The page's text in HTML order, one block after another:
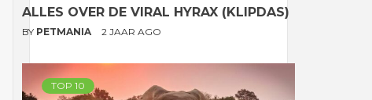
ALLES OVER DE VIRAL HYRAX (KLIPDAS)
BY PETMANIA 2 JAAR AGO
TOP 10